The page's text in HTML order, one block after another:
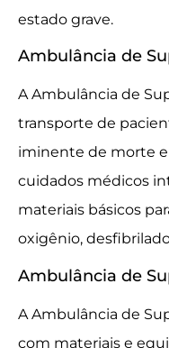
estado grave.
Ambulância de
A Ambulância de
transporte de
iminente de morte
cuidados médicos
materiais básicos
oxigênio,
Ambulância de
A Ambulância de
com materiais e